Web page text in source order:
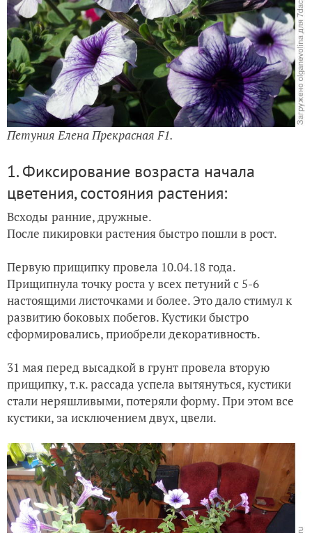
Петуния Елена Прекрасная F1.
1. Фиксирование возраста начала
цветения, состояния растения:
Всходы ранние, дружные.
После пикировки растения быстро пошли в рост.
Первую прищипку провела 10.04.18 года.
Прищипнула точку роста у всех петуний с 5-6
настоящими листочками и более. Этодало стимул к
развитию боковых побегов.Кустики быстро
сформировались, приобрели декоративность.
31 мая перед высадкой в грунт провела вторую
прищипку, т.к. рассада успела вытянуться, кустики
стали неряшливыми, потеряли форму. При этом все
кустики, за исключением двух, цвели.